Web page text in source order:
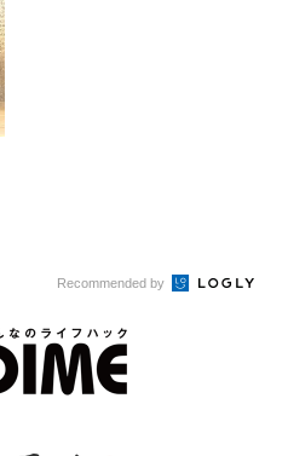
Recommended by